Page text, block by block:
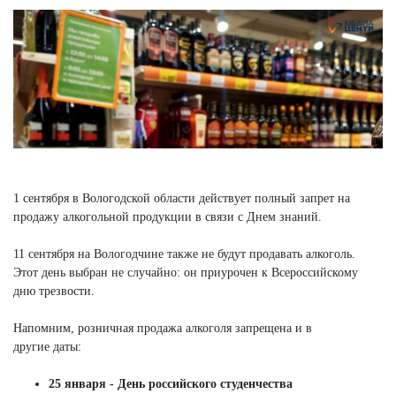
1 сентября в Вологодской области действует полный запрет на
продажу алкогольной продукции в связи с Днем знаний.
11 сентября на Вологодчине также не будут продавать алкоголь.
Этот день выбран не случайно: он приурочен к Всероссийскому
дню трезвости.
Напомним, розничная продажа алкоголя запрещена и в
другие даты:
25 января - День российского студенчества